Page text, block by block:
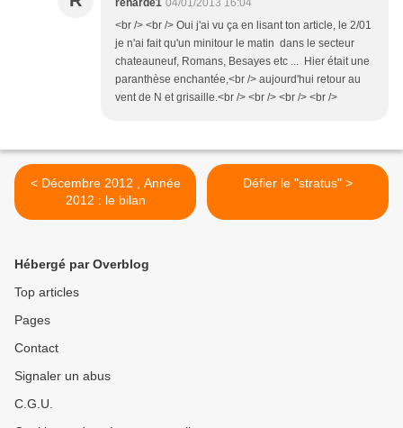
renarde1 04/01/2013 16:04
<br /> <br /> Oui j'ai vu ça en lisant ton article, le 2/01
je n'ai fait qu'un minitour le matin dans le secteur
chateauneuf, Romans, Besayes etc ... Hier était une
paranthèse enchantée,<br /> aujourd'hui retour au
vent de N et grisaille.<br /> <br /> <br /> <br />
< Décembre 2012 , Année
2012 : le bilan
Défier le "stratus" >
Hébergé par Overblog
Top articles
Pages
Contact
Signaler un abus
C.G.U.